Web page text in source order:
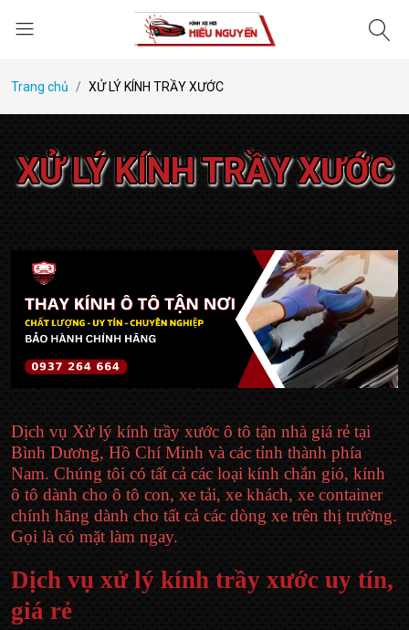
Trang chủ XỬ LÝ KÍNH TRẦY XƯỚC
XỬ LÝ KÍNH TRẦY XƯỚC
Dịch vụ Xử lý kính trầy xước ô tô tận nhà giá rẻ tại
Bình Dương, Hồ Chí Minh và các tỉnh thành phía
Nam. Chúng tôi có tất cả các loại kính chắn gió, kính
ô tô dành cho ô tô con, xe tải, xe khách, xe container
chính hãng dành cho tất cả các dòng xe trên thị trường.
Gọi là có mặt làm ngay.
Dịch vụ xử lý kính trầy xước uy tín,
giá rẻ